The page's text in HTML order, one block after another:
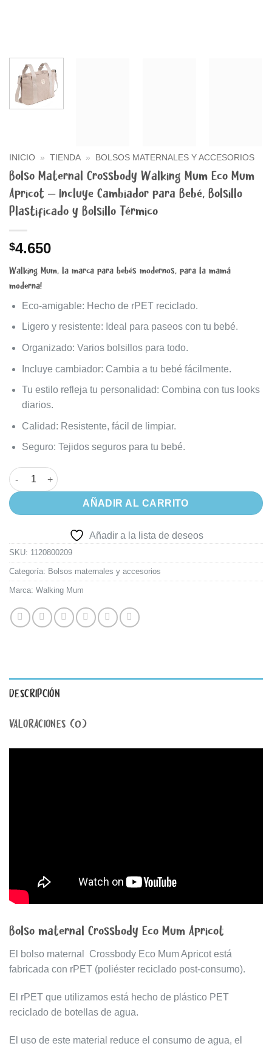
INICIO » TIENDA » BOLSOS MATERNALES Y ACCESORIOS
Bolso Maternal Crossbody Walking Mum Eco Mum
Apricot – Incluye Cambiador para Bebé, Bolsillo
Plastificado y Bolsillo Térmico
$4.650
Walking Mum, la marca para bebés modernos, para la mamá
moderna!
Eco-amigable: Hecho de rPET reciclado.
Ligero y resistente: Ideal para paseos con tu bebé.
Organizado: Varios bolsillos para todo.
Incluye cambiador: Cambia a tu bebé fácilmente.
Tu estilo refleja tu personalidad: Combina con tus looks
diarios.
Calidad: Resistente, fácil de limpiar.
Seguro: Tejidos seguros para tu bebé.
Bolso Maternal Crossbody Walking Mum Eco Mum Apricot –
AÑADIR AL CARRITO
Añadir a la lista de deseos
SKU: 1120800209
Categoría: Bolsos maternales y accesorios
Marca: Walking Mum
DESCRIPCIÓN
VALORACIONES (0)
Bolso maternal Crossbody Eco Mum Apricot
El bolso maternal Crossbody Eco Mum Apricot está
fabricada con rPET (poliéster reciclado post-consumo).
El rPET que utilizamos está hecho de plástico PET
reciclado de botellas de agua.
El uso de este material reduce el consumo de agua, el